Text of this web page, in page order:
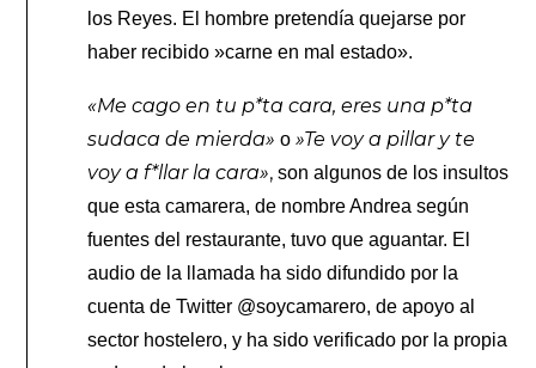
los Reyes. El hombre pretendía quejarse por
haber recibido »carne en mal estado».
«Me cago en tu p*ta cara, eres una p*ta
sudaca de mierda»o »Te voy a pillar y te
voy a f*llar la cara», son algunos de los insultos
que esta camarera, de nombre Andrea según
fuentes del restaurante, tuvo que aguantar. El
audio de la llamada ha sido difundido por la
cuenta de Twitter @soycamarero, de apoyo al
sector hostelero, y ha sido verificado por la propia